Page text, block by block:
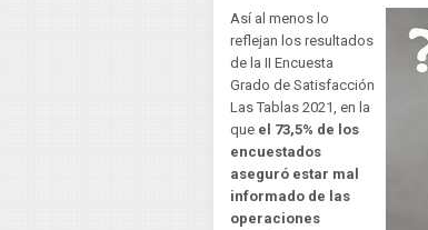
Así al menos lo
reflejan los resultados
de la II Encuesta
Grado de Satisfacción
Las Tablas 2021, en la
que el 73,5% de los
encuestados
aseguró estar mal
informado de las
operaciones